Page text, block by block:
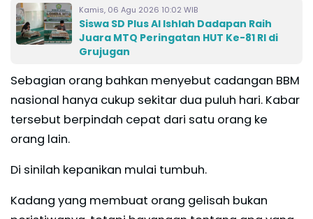
Kamis, 06 Agu 2026 10:02 WIB
Siswa SD Plus Al Ishlah Dadapan Raih
Juara MTQ Peringatan HUT Ke-81 RI di
Grujugan
Sebagian orang bahkan menyebut cadangan BBM
nasional hanya cukup sekitar dua puluh hari. Kabar
tersebut berpindah cepat dari satu orang ke
orang lain.
Di sinilah kepanikan mulai tumbuh.
Kadang yang membuat orang gelisah bukan